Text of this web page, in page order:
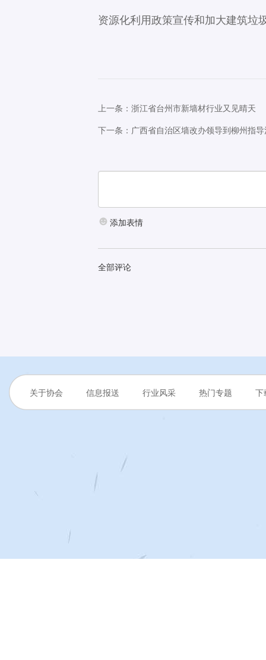
资源化利用政策宣传和加大建筑垃
上一条：浙江省台州市新墙材行业又见晴天
下一条：广西省自治区墙改办领导到柳州指
添加表情
全部评论
关于协会 信息报送 行业风采 热门专题 下